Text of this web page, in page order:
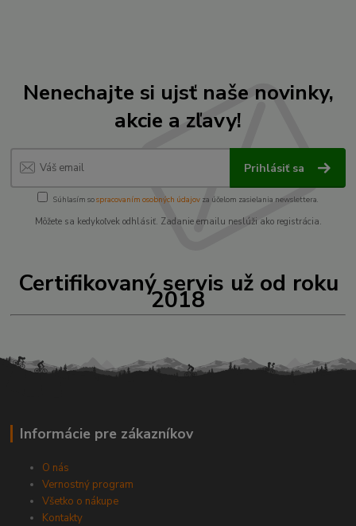
Nenechajte si ujsť naše novinky,
akcie a zľavy!
Prihlásiť sa
Súhlasím sospracovaním osobných údajov za účelom zasielania newslettera.
Môžete sa kedykoľvek odhlásiť. Zadanie emailu neslúži ako registrácia.
Certifikovaný servis už od roku
2018
Informácie pre zákazníkov
O nás
Vernostný program
Všetko o nákupe
Kontakty